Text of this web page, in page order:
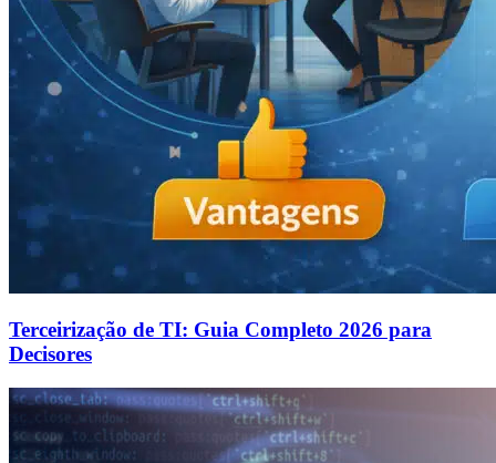
Terceirização de TI: Guia Completo 2026 para
Decisores